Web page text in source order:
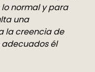
normal y para
una
la creencia de
él